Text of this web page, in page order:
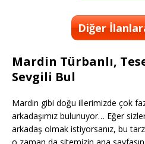
Diğer
Mardin Türbanlı,
Sevgili Bul
Mardin gibi doğu illerimizde çok
arkadaşımız bulunuyor… Eğer
arkadaş olmak istiyorsanız, bu